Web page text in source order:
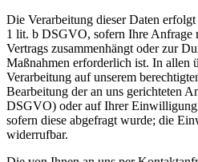
Die Verarbeitung dieser Daten
1 lit. b DSGVO, sofern Ihre Anfrage
Vertrags zusammenhängt oder zur
Maßnahmen erforderlich ist. In allen
Verarbeitung auf unserem
Bearbeitung der an uns gerichteten
DSGVO) oder auf Ihrer
sofern diese abgefragt wurde; die
widerrufbar.